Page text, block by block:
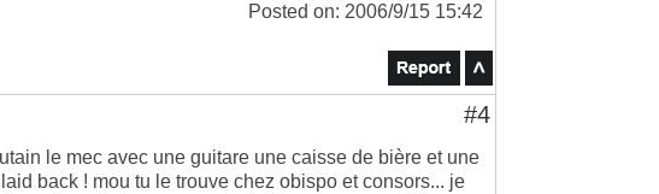
Posted on: 2006/9/15 15:42
#4
le mec avec une guitare une caisse de bière et une
back ! mou tu le trouve chez obispo et consors... je